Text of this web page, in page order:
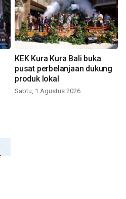
KEK Kura Kura Bali buka
pusat perbelanjaan dukung
produk lokal
Sabtu, 1 Agustus 2026